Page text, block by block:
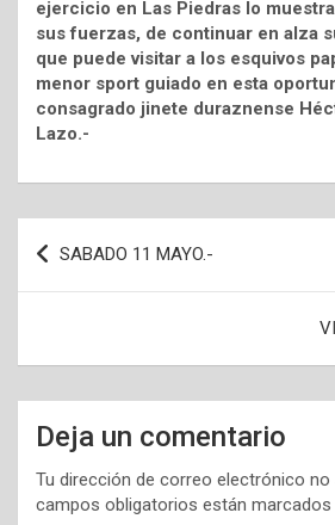
ejercicio en Las Piedras lo
sus fuerzas, de continuar en alza
que puede visitar a los esquivos
menor sport guiado en esta
consagrado jinete duraznense
Lazo.-
Navegación
de
SABADO 11 MAYO.-
Deja un comentario
Tu dirección de correo electrónico no
campos obligatorios están marcados